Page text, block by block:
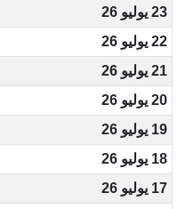
23 يوليو 26
22 يوليو 26
21 يوليو 26
20 يوليو 26
19 يوليو 26
18 يوليو 26
17 يوليو 26